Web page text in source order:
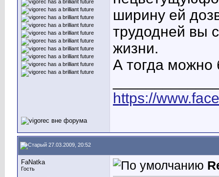
ширину ей
трудодней вы
жизни.
А тогда можно
https://
27.03.2009, 20:52
FaNatka
Гость